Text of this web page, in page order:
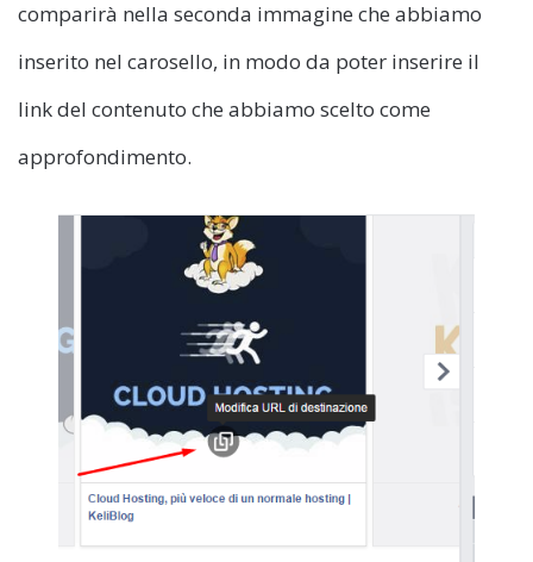
comparirà nella seconda immagine che abbiamo
inserito nel carosello, in modo da poter inserire il
link del contenuto che abbiamo scelto come
approfondimento.